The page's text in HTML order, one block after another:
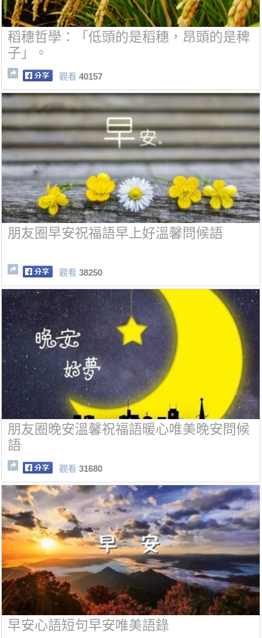
稻穗哲學：「低頭的是稻穗，昂頭的是稗
子」。
觀看 40157
朋友圈早安祝福語早上好溫馨問候語
觀看 38250
朋友圈晚安溫馨祝福語暖心唯美晚安問候
語
觀看 31680
早安心語短句早安唯美語錄